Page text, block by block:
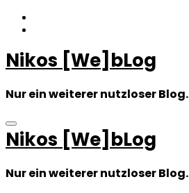
Zum
Inhalt
Nikos [We]bLog
Nur ein weiterer nutzloser Blog.
Nikos [We]bLog
Nur ein weiterer nutzloser Blog.